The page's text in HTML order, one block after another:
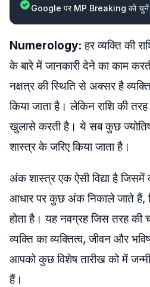
Google पर MP Breaking को चुनें
Numerology: हर व्यक्ति की
के बारे में जानकारी देने का काम
नक्षत्र की स्थिति से अक्सर है
किया जाता है। लेकिन राशि की
खुलासे करती है। ये सब कुछ
शास्त्र के जरिए किया जाता है।
अंक शास्त्र एक ऐसी विद्या है जिसमें
आधार पर कुछ अंक निकाले जाते हैं,
होता है। यह नवग्रह जिस तरह की
व्यक्ति का व्यक्तित्व, जीवन और
आपको कुछ विशेष तारीख को में
हैं।